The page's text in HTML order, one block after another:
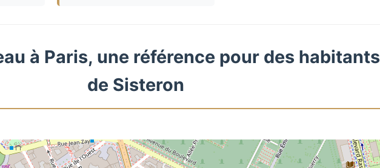
à Paris, une référence pour des habitants
de Sisteron